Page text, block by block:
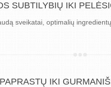
SUBTILYBIŲ IKI
sveikatai, optimalių
IKI